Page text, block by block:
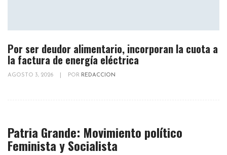
Por ser deudor alimentario, incorporan la cuota a
la factura de energía eléctrica
AGOSTO 3, 2026 POR REDACCION
Patria Grande: Movimiento político
Feminista y Socialista